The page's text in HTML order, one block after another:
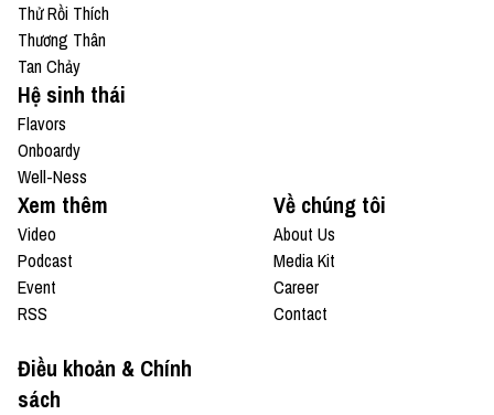
Thử Rồi Thích
Thương Thân
Tan Chảy
Hệ sinh thái
Flavors
Onboardy
Well-Ness
Xem thêm
Video
Podcast
Event
RSS
Về chúng tôi
About Us
Media Kit
Career
Contact
Điều khoản & Chính
sách